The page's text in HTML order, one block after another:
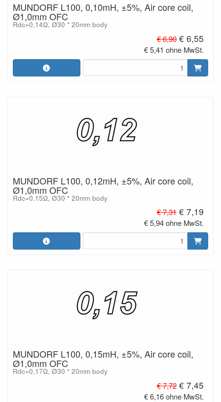
MUNDORF L100, 0,10mH, ±5%, Air core coil,
Ø1,0mm OFC
Rdc=0,14Ω, Ø30 * 20mm body
€ 6,90 € 6,55
€ 5,41 ohne MwSt.
MUNDORF L100, 0,12mH, ±5%, Air core coil,
Ø1,0mm OFC
Rdc=0,15Ω, Ø30 * 20mm body
€ 7,31 € 7,19
€ 5,94 ohne MwSt.
MUNDORF L100, 0,15mH, ±5%, Air core coil,
Ø1,0mm OFC
Rdc=0,17Ω, Ø30 * 20mm body
€ 7,72 € 7,45
€ 6,16 ohne MwSt.